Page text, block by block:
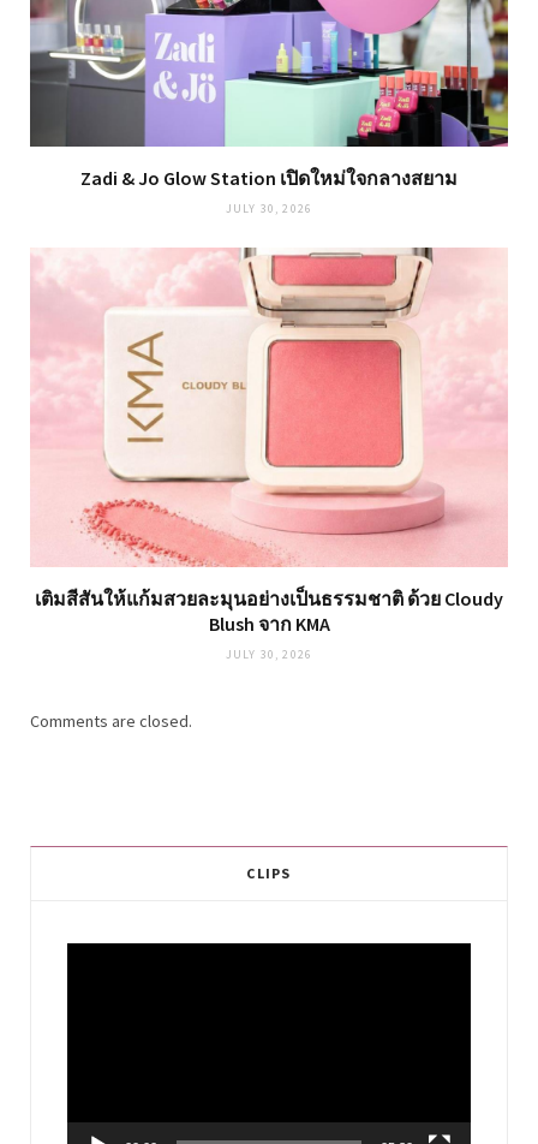
Zadi & Jo Glow Station เปิดใหม่ใจกลางสยาม
JULY 30, 2026
เติมสีสันให้แก้มสวยละมุนอย่างเป็นธรรมชาติ ด้วย Cloudy
Blush จาก KMA
JULY 30, 2026
Comments are closed.
CLIPS